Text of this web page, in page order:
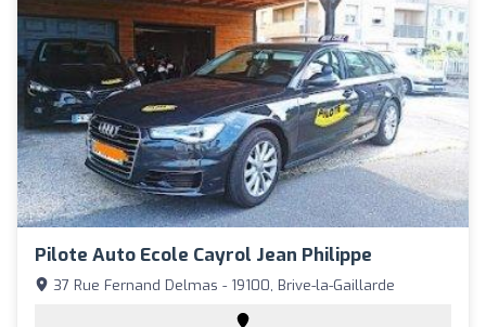
Pilote Auto Ecole Cayrol Jean Philippe
37 Rue Fernand Delmas - 19100, Brive-la-Gaillarde